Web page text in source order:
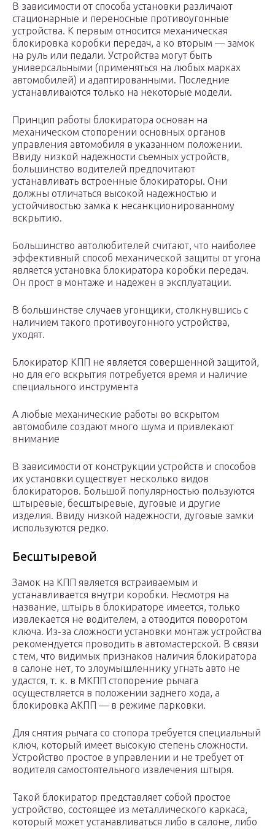
В зависимости от способа установки различают
стационарные и переносные противоугонные
устройства. К первым относится механическая
блокировка коробки передач, а ко вторым — замок
на руль или педали. Устройства могут быть
универсальными (применяться на любых марках
автомобилей) и адаптированными. Последние
устанавливаются только на некоторые модели.
Принцип работы блокиратора основан на
механическом стопорении основных органов
управления автомобиля в указанном положении.
Ввиду низкой надежности съемных устройств,
большинство водителей предпочитают
устанавливать встроенные блокираторы. Они
должны отличаться высокой надежностью и
устойчивостью замка к несанкционированному
вскрытию.
Большинство автолюбителей считают, что наиболее
эффективный способ механической защиты от угона
является установка блокиратора коробки передач.
Он прост в монтаже и надежен в эксплуатации.
В большинстве случаев угонщики, столкнувшись с
наличием такого противоугонного устройства,
уходят.
Блокиратор КПП не является совершенной защитой,
но для его вскрытия потребуется время и наличие
специального инструмента
А любые механические работы во вскрытом
автомобиле создают много шума и привлекают
внимание
В зависимости от конструкции устройств и способов
их установки существует несколько видов
блокираторов. Большой популярностью пользуются
штыревые, бесштыревые, дуговые и другие
изделия. Ввиду низкой надежности, дуговые замки
используются редко.
Бесштыревой
Замок на КПП является встраиваемым и
устанавливается внутри коробки. Несмотря на
название, штырь в блокираторе имеется, только
извлекается не водителем, а отводится поворотом
ключа. Из-за сложности установки монтаж устройства
рекомендуется проводить в автомастерской. В связи
с тем, что видимых признаков наличия блокиратора
в салоне нет, то злоумышленнику угнать авто не
удастся, т. к. в МКПП стопорение рычага
осуществляется в положении заднего хода, а
блокировка АКПП — в режиме парковки.
Для снятия рычага со стопора требуется специальный
ключ, который имеет высокую степень сложности.
Устройство простое в управлении и не требует от
водителя самостоятельного извлечения штыря.
Такой блокиратор представляет собой простое
устройство, состоящее из металлического каркаса,
который может устанавливаться либо в салоне, либо